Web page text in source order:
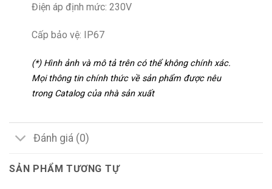
Điện áp định mức: 230V
Cấp bảo vệ: IP67
(*) Hình ảnh và mô tả trên có thể không chính xác.
Mọi thông tin chính thức về sản phẩm được nêu
trong Catalog của nhà sản xuất
Đánh giá (0)
SẢN PHẨM TƯƠNG TỰ